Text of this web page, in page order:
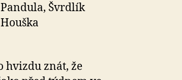
Švrdlík
hvizdu znát, že